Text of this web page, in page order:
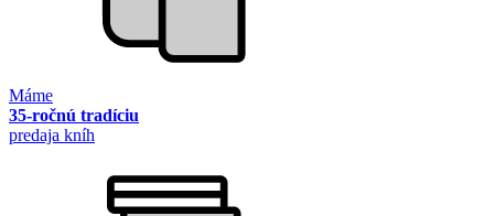
Máme
35-ročnú tradíciu
predaja kníh